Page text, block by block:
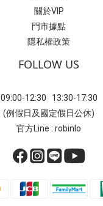
關於VIP
門市據點
隱私權政策
FOLLOW US
09:00-12:30 13:30-17:30
(例假日及國定假日公休)
官方Line : robinlo